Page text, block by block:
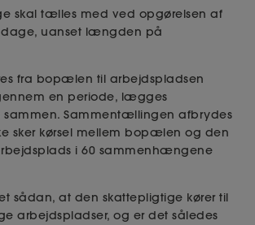
skal tælles med ved opgørelsen af
dage, uanset længden på
fra bopælen til arbejdspladsen
en periode, lægges
Sammentællingen afbrydes
sker kørsel mellem bopælen og den
i 60 sammenhængene
sådan, at den skattepligtige kører til
arbejdspladser, og er det således